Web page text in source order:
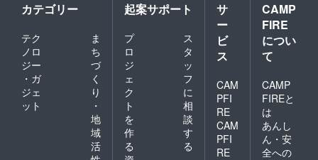
カテゴリー
テク
ノロ
ジー
・ガ
ジェ
ット
ま
ち
づ
く
り
・
地
域
活
起案サポート
プ
ロ
ジ
ェ
ク
ト
を
作
る
ス
タ
ッ
フ
に
相
談
す
る
サ
ー
ビ
ス
CAM
PFI
RE
CAM
PFI
RE
CAMP
FIRE
につい
て
CAMP
FIREと
は
あんし
ん・安
全への